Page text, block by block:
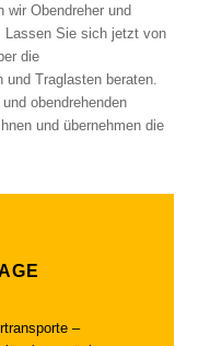
wir Obendreher und
Lassen Sie sich jetzt von
die
und Traglasten beraten.
obendrehenden
und übernehmen die
–